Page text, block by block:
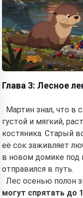
Глава 3: Лесное
Мартин знал, что в
густой и мягкий,
костяника. Старый
её сок заживляет
в новом домике
отправился в путь.
Лес осенью полон
могут спрятать до